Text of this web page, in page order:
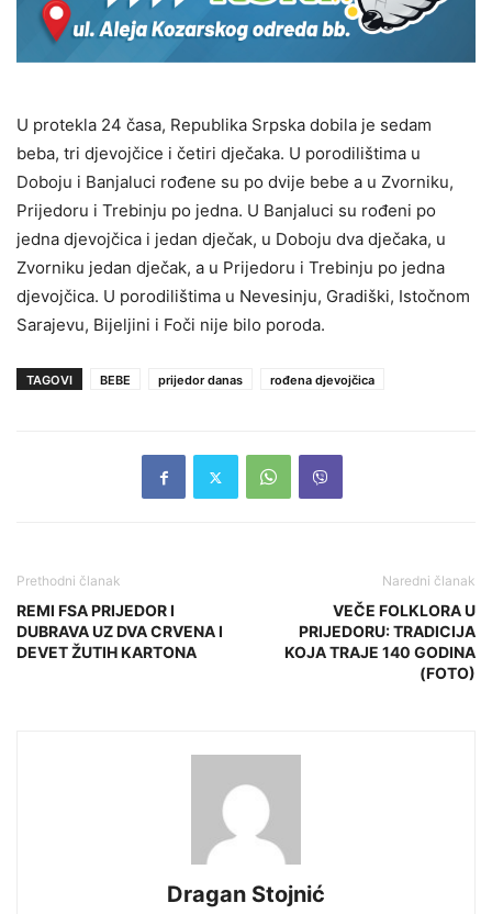
U protekla 24 časa, Republika Srpska dobila je sedam
beba, tri djevojčice i četiri dječaka. U porodilištima u
Doboju i Banjaluci rođene su po dvije bebe a u Zvorniku,
Prijedoru i Trebinju po jedna. U Banjaluci su rođeni po
jedna djevojčica i jedan dječak, u Doboju dva dječaka, u
Zvorniku jedan dječak, a u Prijedoru i Trebinju po jedna
djevojčica. U porodilištima u Nevesinju, Gradiški, Istočnom
Sarajevu, Bijeljini i Foči nije bilo poroda.
TAGOVI BEBE prijedor danas rođena djevojčica
Prethodni članak
REMI FSA PRIJEDOR I
DUBRAVA UZ DVA CRVENA I
DEVET ŽUTIH KARTONA
Naredni članak
VEČE FOLKLORA U
PRIJEDORU: TRADICIJA
KOJA TRAJE 140 GODINA
(FOTO)
Dragan Stojnić